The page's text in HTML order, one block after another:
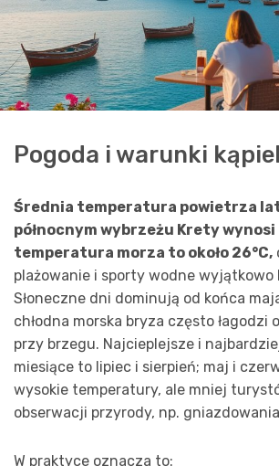
Pogoda i warunki
Średnia temperatura powietrza
północnym wybrzeżu Krety wynosi
temperatura morza to około 26°C,
plażowanie i sporty wodne
Słoneczne dni dominują od końca
chłodna morska bryza często łagodzi
przy brzegu. Najcieplejsze i
miesiące to lipiec i sierpień; maj i
wysokie temperatury, ale mniej
obserwacji przyrody, np.
W praktyce oznacza to: